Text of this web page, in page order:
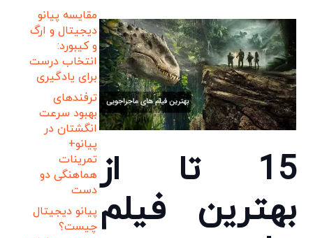
15 تا از
بهترین فیلم
مقایسه پیانو
دیجیتال و ارگ
و کیبورد:
انتخاب درست
برای یادگیری
ترفندهای
بهبود سرعت
انگشتان در
پیانو+
تمرینات
هماهنگی دو
دست
پیانو دیجیتال
چیست؟